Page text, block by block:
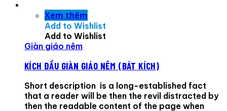
Xem thêm
Add to Wishlist
Add to Wishlist
Giàn giáo nêm
KÍCH ĐẦU GIÀN GIÁO NÊM (BÁT KÍCH)
Short description is a long-established fact
that a reader will be then the revil distracted by
then the readable content of the page when